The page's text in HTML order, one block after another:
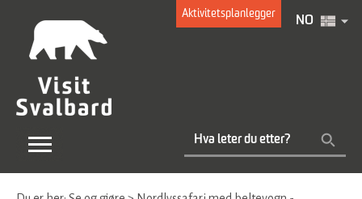
Aktivitetsplanlegger
NO